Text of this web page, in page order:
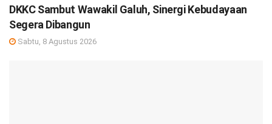
DKKC Sambut Wawakil Galuh, Sinergi Kebudayaan
Segera Dibangun
Sabtu, 8 Agustus 2026